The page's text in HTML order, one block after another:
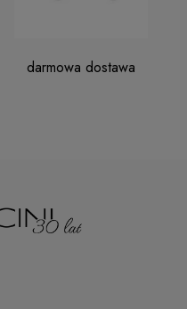
darmowa dostawa